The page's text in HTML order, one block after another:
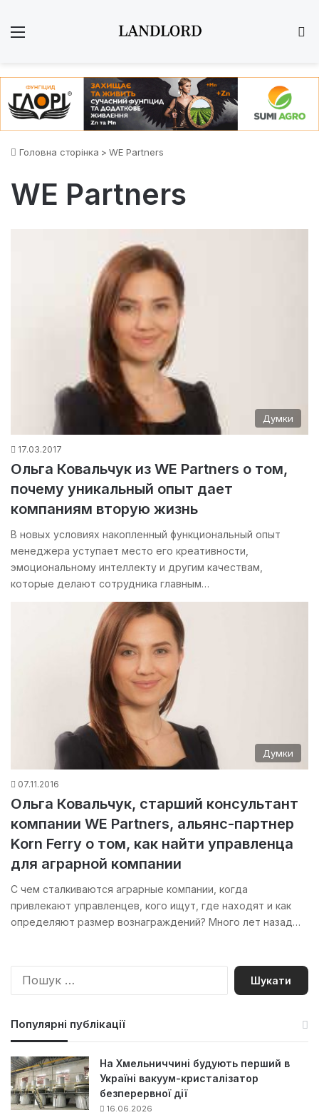
Головна сторінка > WE Рartners
WE Рartners
Думки
17.03.2017
Ольга Ковальчук из WE Рartners о том,
почему уникальный опыт дает
компаниям вторую жизнь
В новых условиях накопленный функциональный опыт
менеджера уступает место его креативности,
эмоциональному интеллекту и другим качествам,
которые делают сотрудника главным…
Думки
07.11.2016
Ольга Ковальчук, старший консультант
компании WE Рartners, альянс-партнер
Korn Ferry о том, как найти управленца
для аграрной компании
С чем сталкиваются аграрные компании, когда
привлекают управленцев, кого ищут, где находят и как
определяют размер вознаграждений? Много лет назад…
П
Популярні публікації
На Хмельниччині будують перший в
Україні вакуум-кристалізатор
безперервної дії
16.06.2026